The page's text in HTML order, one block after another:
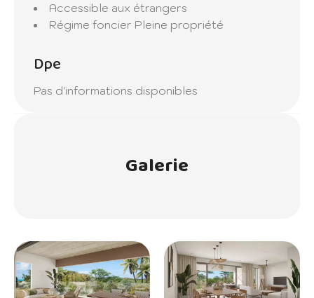
Accessible aux étrangers
Régime foncier Pleine propriété
Dpe
Pas d'informations disponibles
Galerie